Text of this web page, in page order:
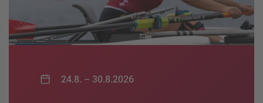
24.8. – 30.8.2026